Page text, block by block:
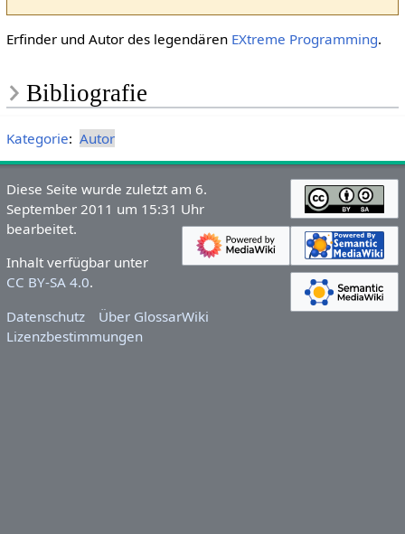
Erfinder und Autor des legendären EXtreme Programming.
Bibliografie
Kategorie: Autor
Diese Seite wurde zuletzt am 6.
September 2011 um 15:31 Uhr
bearbeitet.
Inhalt verfügbar unter
CC BY-SA 4.0.
Datenschutz
Über GlossarWiki
Lizenzbestimmungen